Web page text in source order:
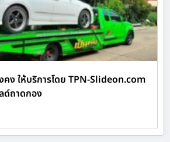
คง ให้บริการโดย TPN-Slideon.com
ด์ถาดกอง